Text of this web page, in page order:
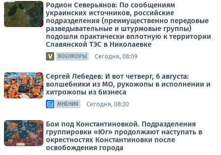
Родион Северьянов: По сообщениям
украинских источников, российские
подразделения (преимущественно передовые
разведывательные и штурмовые группы)
подошли практически вплотную к территории
Славянской ТЭС в Николаевке
ВОЕНКОРЫ Сегодня, 08:09
Сергей Лебедев: И вот четверг, 6 августа:
волшебники из МО, рукожопы в исполнении и
хитрожопы из бизнеса
МНЕНИЯ Сегодня, 08:20
Бои под Константиновкой. Подразделения
группировки «Юг» продолжают наступать в
окрестностях Константиновки после
освобождения города